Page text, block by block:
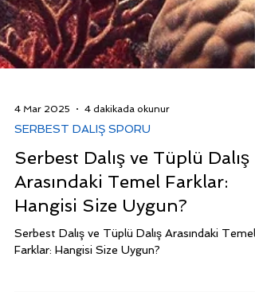
SERBEST DALIŞ SPORU
Serbest Dalış ve Tüplü Dalış
Arasındaki Temel Farklar:
Hangisi Size Uygun?